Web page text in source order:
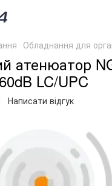
Обладнання для
атенюатор
LC/UPC
Написати відгук